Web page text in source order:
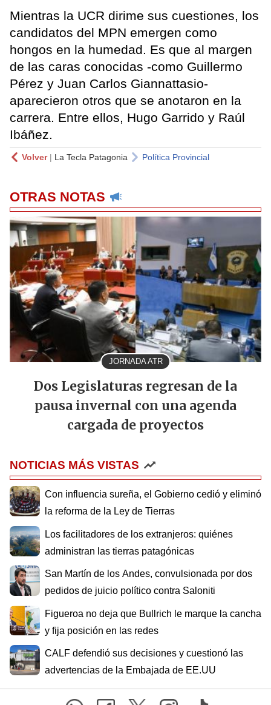
Mientras la UCR dirime sus cuestiones, los
candidatos del MPN emergen como
hongos en la humedad. Es que al margen
de las caras conocidas -como Guillermo
Pérez y Juan Carlos Giannattasio-
aparecieron otros que se anotaron en la
carrera. Entre ellos, Hugo Garrido y Raúl
Ibáñez.
Volver| La Tecla Patagonia Política Provincial
OTRAS NOTAS
JORNADA ATR
Dos Legislaturas regresan de la
pausa invernal con una agenda
cargada de proyectos
NOTICIAS MÁS VISTAS
Con influencia sureña, el Gobierno cedió y eliminó
la reforma de la Ley de Tierras
Los facilitadores de los extranjeros: quiénes
administran las tierras patagónicas
San Martín de los Andes, convulsionada por dos
pedidos de juicio político contra Saloniti
Figueroa no deja que Bullrich le marque la cancha
y fija posición en las redes
CALF defendió sus decisiones y cuestionó las
advertencias de la Embajada de EE.UU